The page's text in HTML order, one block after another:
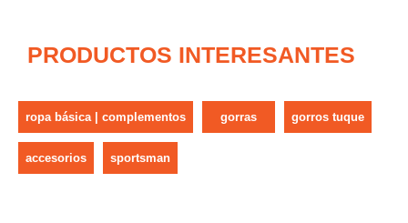
PRODUCTOS INTERESANTES
ropa básica | complementos gorras gorros tuque
accesorios sportsman